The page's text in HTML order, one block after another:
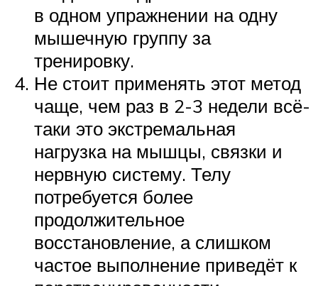
в одном упражнении на одну
мышечную группу за
тренировку.
Не стоит применять этот метод
чаще, чем раз в 2-3 недели всё-
таки это экстремальная
нагрузка на мышцы, связки и
нервную систему. Телу
потребуется более
продолжительное
восстановление, а слишком
частое выполнение приведёт к